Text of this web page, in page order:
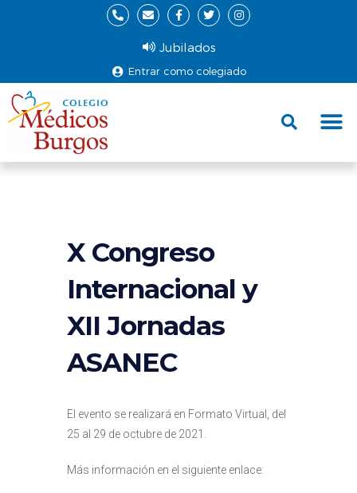
Entrar como colegiado
Jubilados
X Congreso
Internacional y
XII Jornadas
ASANEC
El evento se realizará en Formato Virtual, del
25 al 29 de octubre de 2021.
Más información en el siguiente enlace: